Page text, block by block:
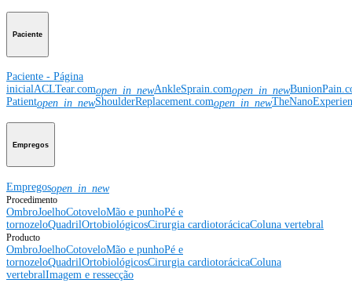
Paciente
Paciente - Página
inicialACLTear.comopen_in_newAnkleSprain.comopen_in_new
Patientopen_in_newShoulderReplacement.comopen_in_new
Empregos
Empregosopen_in_new
Procedimento
OmbroJoelhoCotoveloMão e punhoPé e
tornozeloQuadrilOrtobiológicosCirurgia cardiotorácicaColuna vertebral
Producto
OmbroJoelhoCotoveloMão e punhoPé e
tornozeloQuadrilOrtobiológicosCirurgia cardiotorácicaColuna
vertebralImagem e ressecção